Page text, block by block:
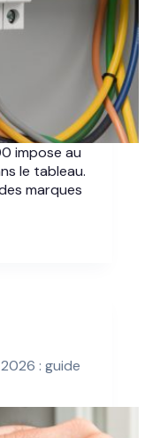
impose au
le tableau.
marques
: guide